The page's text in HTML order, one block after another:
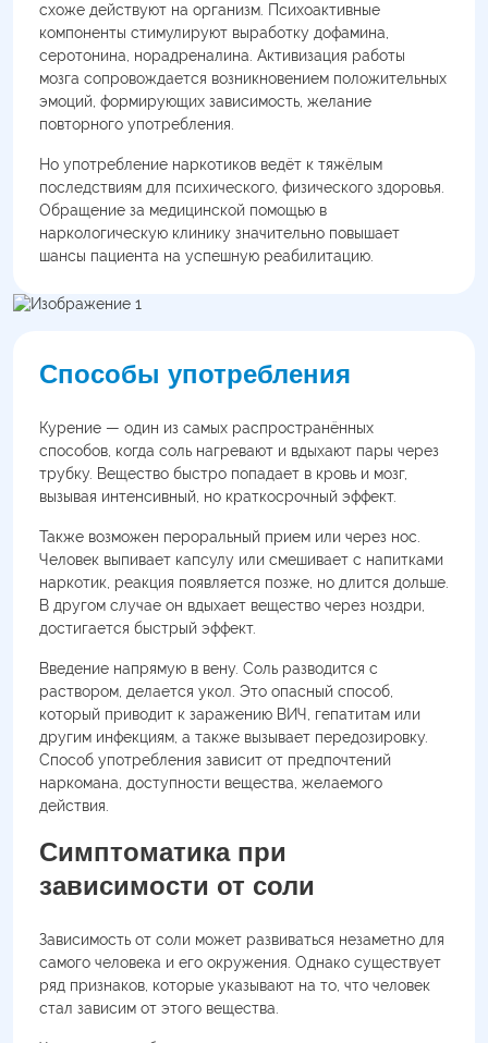
схоже действуют на организм. Психоактивные
компоненты стимулируют выработку дофамина,
серотонина, норадреналина. Активизация работы
мозга сопровождается возникновением положительных
эмоций, формирующих зависимость, желание
повторного употребления.
Но употребление наркотиков ведёт к тяжёлым
последствиям для психического, физического здоровья.
Обращение за медицинской помощью в
наркологическую клинику значительно повышает
шансы пациента на успешную реабилитацию.
Способы употребления
Курение — один из самых распространённых
способов, когда соль нагревают и вдыхают пары через
трубку. Вещество быстро попадает в кровь и мозг,
вызывая интенсивный, но краткосрочный эффект.
Также возможен пероральный прием или через нос.
Человек выпивает капсулу или смешивает с напитками
наркотик, реакция появляется позже, но длится дольше.
В другом случае он вдыхает вещество через ноздри,
достигается быстрый эффект.
Введение напрямую в вену. Соль разводится с
раствором, делается укол. Это опасный способ,
который приводит к заражению ВИЧ, гепатитам или
другим инфекциям, а также вызывает передозировку.
Способ употребления зависит от предпочтений
наркомана, доступности вещества, желаемого
действия.
Симптоматика при
зависимости от соли
Зависимость от соли может развиваться незаметно для
самого человека и его окружения. Однако существует
ряд признаков, которые указывают на то, что человек
стал зависим от этого вещества.